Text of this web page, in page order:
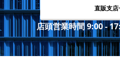
直販支店
店頭営業時間 9:00 -